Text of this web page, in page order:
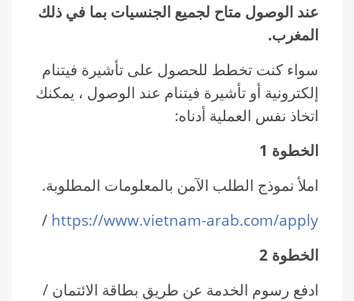
عند الوصول متاح لجميع الجنسيات بما في ذلك
المغرب.
سواء كنت تخطط للحصول على تأشيرة فيتنام
إلكترونية أو تأشيرة فيتنام عند الوصول ، يمكنك
اتخاذ نفس العملية أدناه:
الخطوة 1
املأ نموذج الطلب الآمن بالمعلومات المطلوبة.
https://www.vietnam-arab.com/apply
/
الخطوة 2
ادفع رسوم الخدمة عن طريق بطاقة الائتمان /